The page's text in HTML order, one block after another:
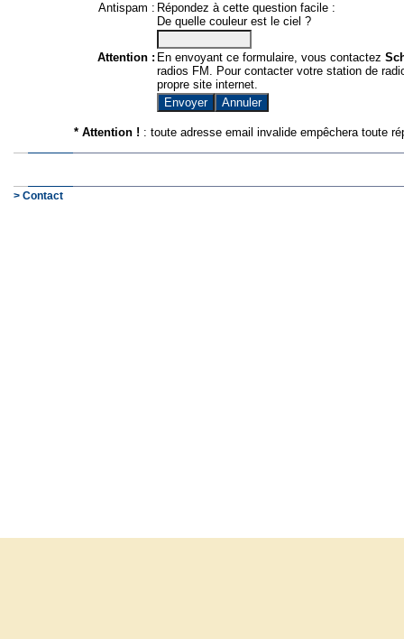
Antispam : Répondez à cette question facile :
De quelle couleur est le ciel ?
Attention : En envoyant ce formulaire, vous contactez
radios FM. Pour contacter votre station de
propre site internet.
* Attention ! : toute adresse email invalide empêchera toute
> Contact